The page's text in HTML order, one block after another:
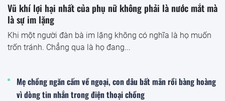
Vũ khí lợi hại nhất của phụ nữ không phải là nước mắt mà
là sự im lặng
Khi một người đàn bà im lặng không có nghĩa là họ muốn
trốn tránh. Chẳng qua là họ đang...
Mẹ chồng ngăn cấm về ngoại, con dâu bất mãn rồi bàng hoàng
vì dòng tin nhắn trong điện thoại chồng